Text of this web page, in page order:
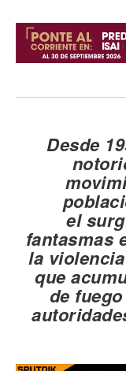
Desde
el
fantasmas
la
que
de